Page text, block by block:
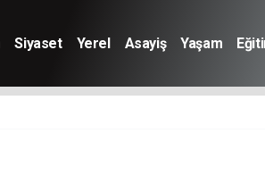
Siyaset Yerel Asayiş Yaşam